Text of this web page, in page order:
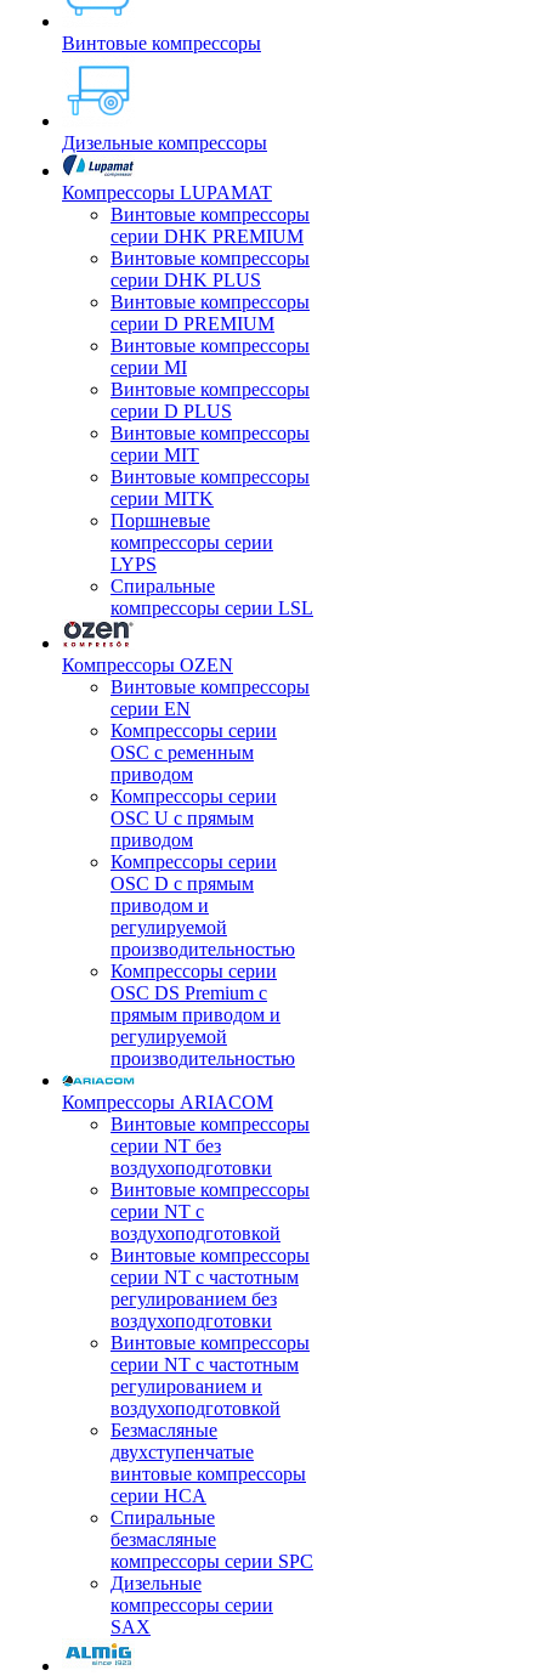
Винтовые компрессоры
Дизельные компрессоры
Компрессоры LUPAMAT
Винтовые компрессоры
серии DHK PREMIUM
Винтовые компрессоры
серии DHK PLUS
Винтовые компрессоры
серии D PREMIUM
Винтовые компрессоры
серии MI
Винтовые компрессоры
серии D PLUS
Винтовые компрессоры
серии MIT
Винтовые компрессоры
серии MITK
Поршневые
компрессоры серии
LYPS
Спиральные
компрессоры серии LSL
Компрессоры OZEN
Винтовые компрессоры
серии EN
Компрессоры серии
OSC с ременным
приводом
Компрессоры серии
OSC U с прямым
приводом
Компрессоры серии
OSC D с прямым
приводом и
регулируемой
производительностью
Компрессоры серии
OSC DS Premium с
прямым приводом и
регулируемой
производительностью
Компрессоры ARIACOM
Винтовые компрессоры
серии NT без
воздухоподготовки
Винтовые компрессоры
серии NT c
воздухоподготовкой
Винтовые компрессоры
серии NT с частотным
регулированием без
воздухоподготовки
Винтовые компрессоры
серии NT с частотным
регулированием и
воздухоподготовкой
Безмасляные
двухступенчатые
винтовые компрессоры
серии HCA
Спиральные
безмасляные
компрессоры серии SPC
Дизельные
компрессоры серии
SAX